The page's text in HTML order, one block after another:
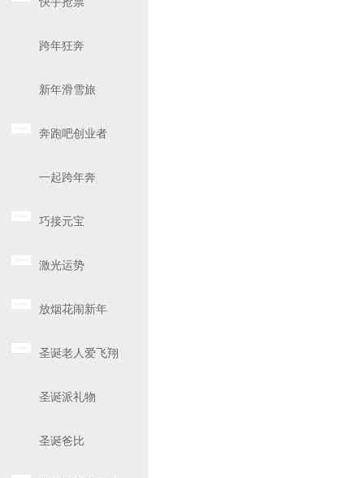
跨年狂奔
新年滑雪旅
奔跑吧创业者
一起跨年奔
巧接元宝
激光运势
放烟花闹新年
圣诞老人爱飞翔
圣诞派礼物
圣诞爸比